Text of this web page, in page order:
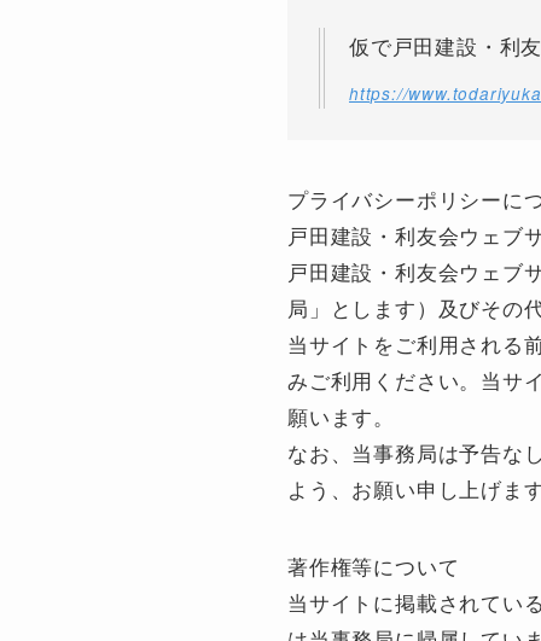
仮で戸田建設・利
https://
プライバシーポリシーに
戸田建設・利友会ウェブ
戸田建設・利友会ウェブ
局」とします）及びその
当サイトをご利用される
みご利用ください。当サ
願います。
なお、当事務局は予告な
よう、お願い申し上げま
著作権等について
当サイトに掲載されてい